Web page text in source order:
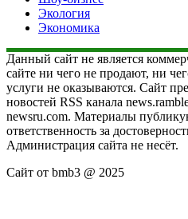
Экология
Экономика
Данный сайт не является
сайте ни чего не продают, ни
услуги не оказываются. Сайт
новостей RSS канала
newsru.com. Материалы
ответственность за
Администрация сайта не несёт.
Сайт от bmb3 @ 2025